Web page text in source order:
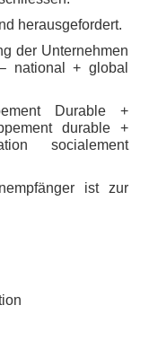
herausgefordert.
der Unternehmen
national + global
Durable +
durable +
socialement
ist zur